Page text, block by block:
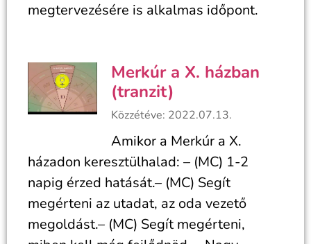
megtervezésére is alkalmas időpont.
Merkúr a X. házban
(tranzit)
Közzétéve: 2022.07.13.
Amikor a Merkúr a X.
házadon keresztülhalad: – (MC) 1-2
napig érzed hatását.– (MC) Segít
megérteni az utadat, az oda vezető
megoldást.– (MC) Segít megérteni,